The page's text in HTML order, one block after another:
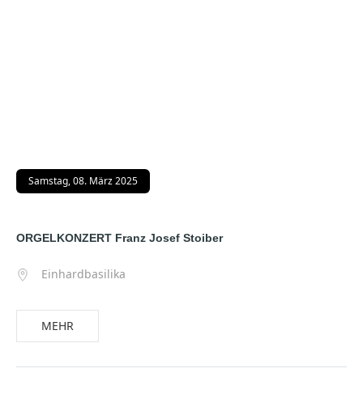
Samstag, 08. März 2025
ORGELKONZERT Franz Josef Stoiber
Einhardbasilika
MEHR